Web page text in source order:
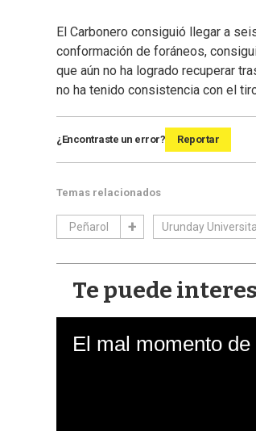
El Carbonero consiguió llegar a
conformación de foráneos,
que aún no ha logrado recuperar
no ha tenido consistencia con el
¿Encontraste un error? Reportar
Temas relacionados
Peñarol Urunday
Te puede